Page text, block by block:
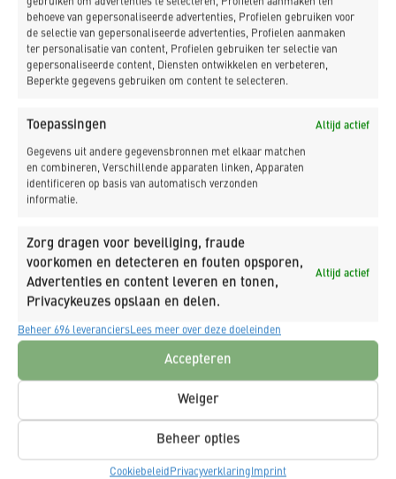
gebruiken om advertenties te selecteren, Profielen aanmaken ten
behoeve van gepersonaliseerde advertenties, Profielen gebruiken voor
de selectie van gepersonaliseerde advertenties, Profielen aanmaken
ter personalisatie van content, Profielen gebruiken ter selectie van
gepersonaliseerde content, Diensten ontwikkelen en verbeteren,
Beperkte gegevens gebruiken om content te selecteren.
Toepassingen Altijd actief
Gegevens uit andere gegevensbronnen met elkaar matchen
en combineren, Verschillende apparaten linken, Apparaten
identificeren op basis van automatisch verzonden
informatie.
Zorg dragen voor beveiliging, fraude
voorkomen en detecteren en fouten opsporen,
Advertenties en content leveren en tonen,
Privacykeuzes opslaan en delen.
Altijd actief
Beheer 696 leveranciersLees meer over deze doeleinden
Accepteren
Weiger
Beheer opties
CookiebeleidPrivacyverklaringImprint
start van zijn carrière! Meer weten?Pagina Traineeship
Klik om marketing cookies te accepteren en
NIEUWSBRIEF